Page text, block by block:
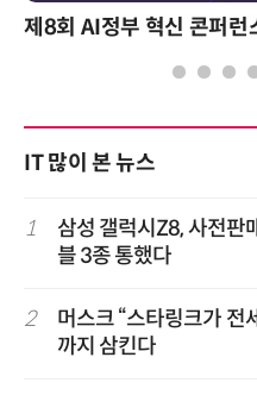
제8회 AI정부 혁신 콘퍼런
IT 많이 본 뉴스
1
삼성 갤럭시Z8, 사전
블 3종 통했다
2
머스크 “스타링크가
까지 삼킨다